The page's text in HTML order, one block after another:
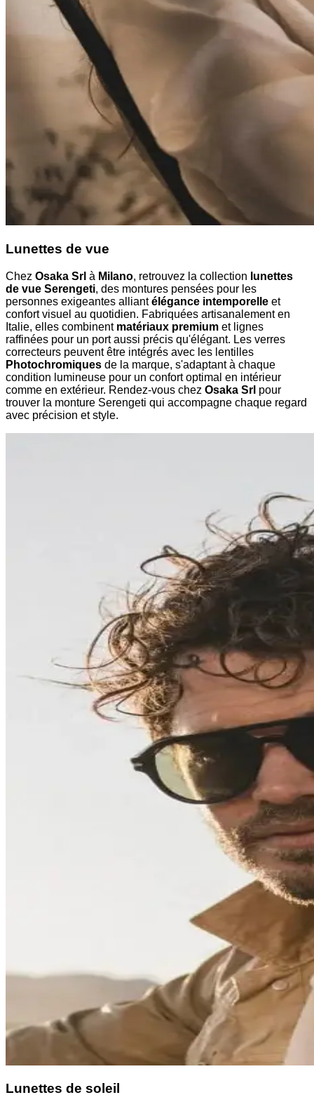
Lunettes de vue
Chez Osaka Srl à Milano, retrouvez la collection lunettes
de vue Serengeti, des montures pensées pour les
personnes exigeantes alliantélégance intemporelle et
confort visuel au quotidien. Fabriquées artisanalement en
Italie, elles combinent matériaux premium et lignes
raffinées pour un port aussi précis qu'élégant. Les verres
correcteurs peuvent être intégrés avec les lentilles
Photochromiques de la marque, s'adaptant à chaque
condition lumineuse pour un confort optimal en intérieur
comme en extérieur. Rendez-vous chez Osaka Srl pour
trouver la monture Serengeti qui accompagne chaque regard
avec précision et style.
Lunettes de soleil